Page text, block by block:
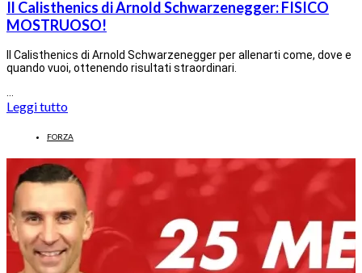
Il Calisthenics di Arnold Schwarzenegger: FISICO
MOSTRUOSO!
Il Calisthenics di Arnold Schwarzenegger per allenarti come, dove e
quando vuoi, ottenendo risultati straordinari.
Leggi tutto
FORZA